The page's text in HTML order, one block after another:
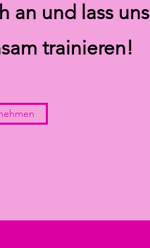
an und lass uns
trainieren!